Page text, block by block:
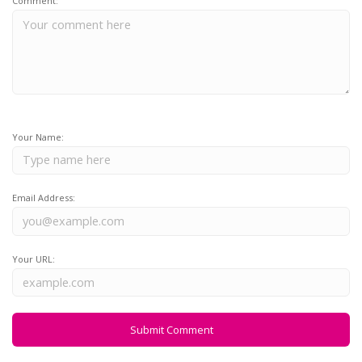
Your Name:
Email Address:
Your URL: